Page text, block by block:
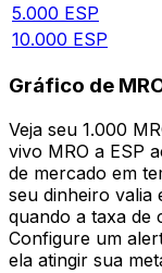
5.000 ESP
10.000 ESP
Gráfico de
Veja seu 1.000
vivo MRO a ESP
de mercado em
seu dinheiro valia
quando a taxa de
Configure um
ela atingir sua